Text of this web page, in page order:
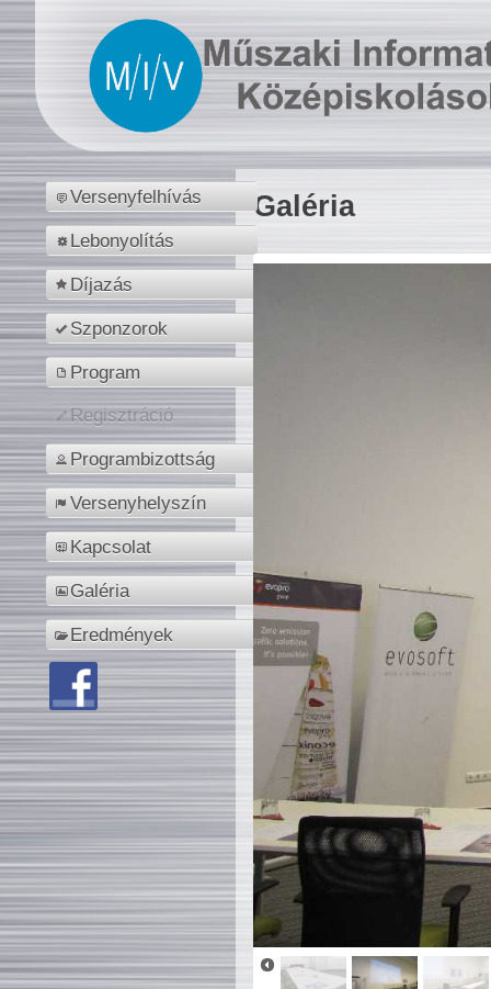
Versenyfelhívás
Lebonyolítás
Díjazás
Szponzorok
Program
Regisztráció
Programbizottság
Versenyhelyszín
Kapcsolat
Galéria
Eredmények
Galéria